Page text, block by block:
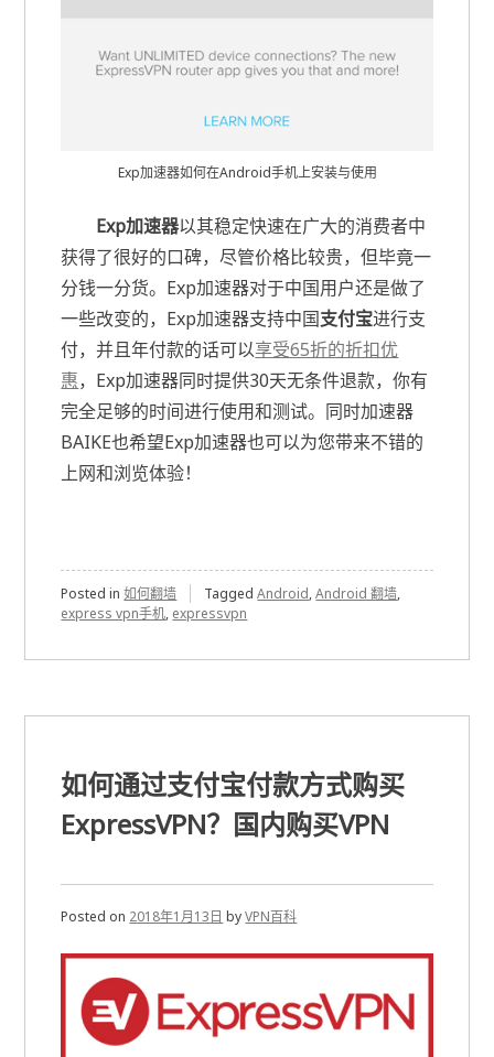
Exp加速器如何在Android手机上安装与使用
Exp加速器以其稳定快速在广大的消费者中
获得了很好的口碑，尽管价格比较贵，但毕竟一
分钱一分货。Exp加速器对于中国用户还是做了
一些改变的，Exp加速器支持中国支付宝进行支
付，并且年付款的话可以享受65折的折扣优
惠，Exp加速器同时提供30天无条件退款，你有
完全足够的时间进行使用和测试。同时加速器
BAIKE也希望Exp加速器也可以为您带来不错的
上网和浏览体验！
Posted in如何翻墙 TaggedAndroid,Android 翻墙,
express vpn手机, expressvpn
如何通过支付宝付款方式购买
ExpressVPN？国内购买VPN
Posted on 2018年1月13日 byVPN百科